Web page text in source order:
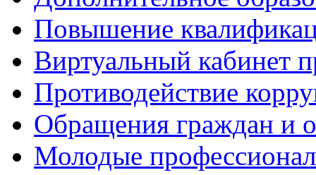
Повышение
Виртуальный кабинет
Противодействие
Обращения граждан и
Молодые